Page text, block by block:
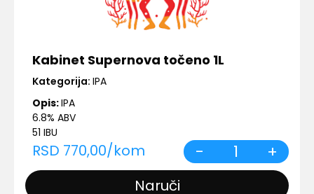
Kabinet Supernova točeno 1L
Kategorija: IPA
Opis:IPA
6.8% ABV
51 IBU
RSD 770,00/kom - 1 +
Naruči